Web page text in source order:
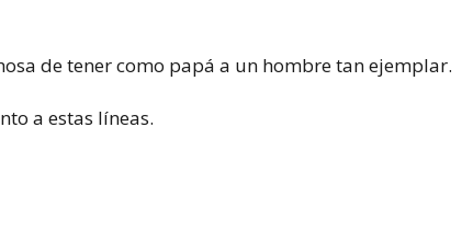
de tener como papá a un hombre tan ejemplar.
a estas líneas.